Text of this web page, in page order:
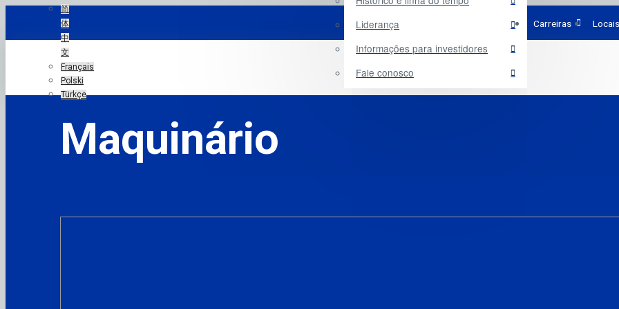
简
体
中
文
Français
Polski
Türkçe
Liderança
Informações para investidores
Fale conosco
Carreiras Locais
Maquinário